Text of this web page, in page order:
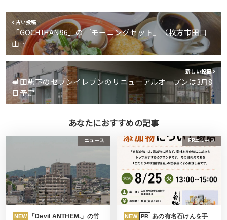
古い投稿
「GOCHIHAN96」の『モーニングセット』（枚方市田口
山…
新しい投稿
星田駅下のセブンイレブンのリニューアルオープンは3月8
日予定
あなたにおすすめの記事
ニュース
NEW
「Devil ANTHEM.」の竹
PRニュース
NEW PR
あの有名石けんを手